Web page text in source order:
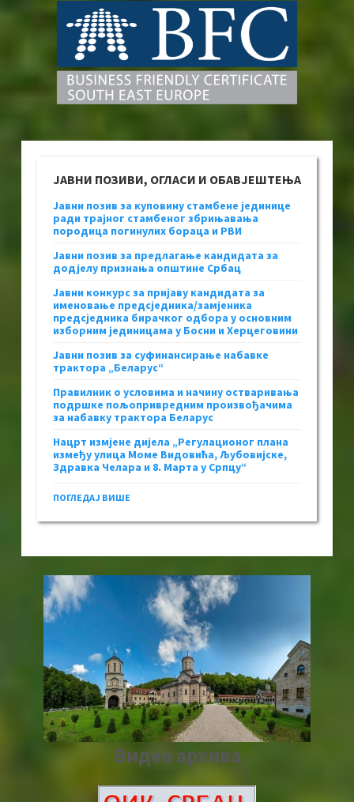
ЈАВНИ ПОЗИВИ, ОГЛАСИ И ОБАВЈЕШТЕЊА
Јавни позив за куповину стамбене јединице
ради трајног стамбеног збрињавања
породица погинулих бораца и РВИ
Јавни позив за предлагање кандидата за
додјелу признања општине Србац
Јавни конкурс за пријаву кандидата за
именовање предсједника/замјеника
предсједника бирачког одбора у основним
изборним јединицама у Босни и Херцеговини
Јавни позив за суфинансирање набавке
трактора „Беларус“
Правилник о условима и начину остваривања
подршке пољопривредним произвођачима
за набавку трактора Беларус
Нацрт измјене дијела „Регулационог плана
између улица Моме Видовића, Љубовијске,
Здравка Челара и 8. Марта у Српцу“
ПОГЛЕДАЈ ВИШЕ
Видео архива